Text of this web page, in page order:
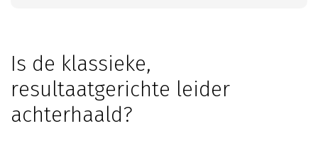
Is de klassieke,
resultaatgerichte leider
achterhaald?